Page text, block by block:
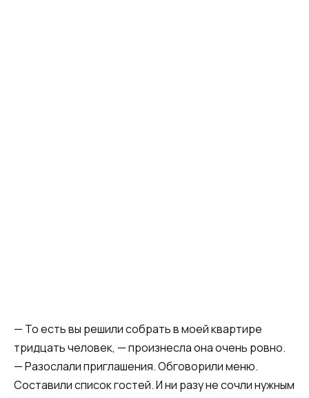
— То есть вы решили собрать в моей квартире
тридцать человек, — произнесла она очень ровно.
— Разослали приглашения. Обговорили меню.
Составили список гостей. И ни разу не сочли нужным